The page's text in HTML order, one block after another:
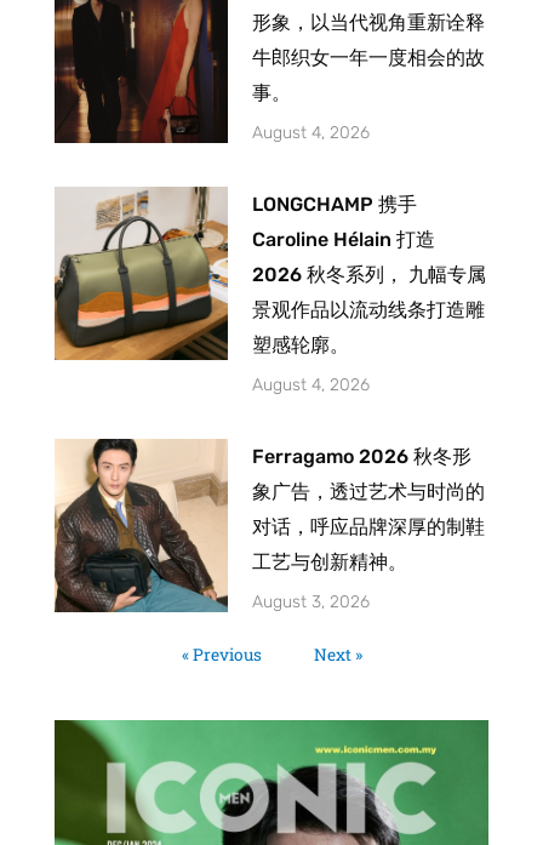
形象，以当代视角重新诠释
牛郎织女一年一度相会的故
事。
August 4, 2026
LONGCHAMP 携手
Caroline Hélain 打造
2026 秋冬系列， 九幅专属
景观作品以流动线条打造雕
塑感轮廓。
August 4, 2026
Ferragamo 2026 秋冬形
象广告，透过艺术与时尚的
对话，呼应品牌深厚的制鞋
工艺与创新精神。
August 3, 2026
« Previous Next »